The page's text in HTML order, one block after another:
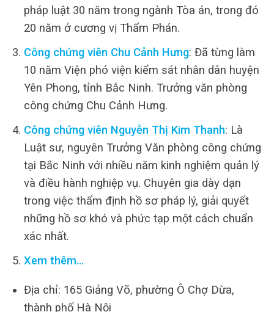
pháp luật 30 năm trong ngành Tòa án, trong đó
20 năm ở cương vị Thẩm Phán.
Công chứng viên Chu Cảnh Hưng: Đã từng làm
10 năm Viện phó viện kiểm sát nhân dân huyện
Yên Phong, tỉnh Bắc Ninh. Trưởng văn phòng
công chứng Chu Cảnh Hưng.
Công chứng viên Nguyễn Thị Kim Thanh: Là
Luật sư, nguyên Trưởng Văn phòng công chứng
tại Bắc Ninh với nhiều năm kinh nghiệm quản lý
và điều hành nghiệp vụ. Chuyên gia dày dạn
trong việc thẩm định hồ sơ pháp lý, giải quyết
những hồ sơ khó và phức tạp một cách chuẩn
xác nhất.
Xem thêm…
Địa chỉ: 165 Giảng Võ, phường Ô Chợ Dừa,
thành phố Hà Nội